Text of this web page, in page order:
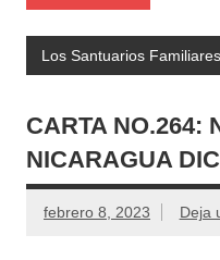
Los Santuarios
CARTA NO.264:
NICARAGUA
febrero 8, 2023 Deja